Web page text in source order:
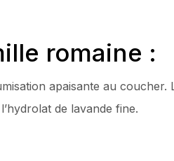
romaine :
apaisante au coucher.
de lavande fine.